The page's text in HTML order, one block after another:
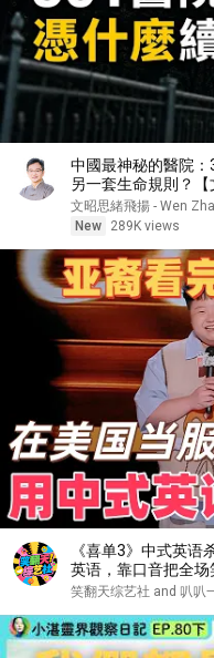
中國最神秘的醫院
另一套生命規則？【
文昭思緒飛揚 - Wen
New
289K views
《喜单3》中式英
英语，靠口音把全场
秀 #搞笑 #喜剧
笑翻天综艺社 and 叭叭